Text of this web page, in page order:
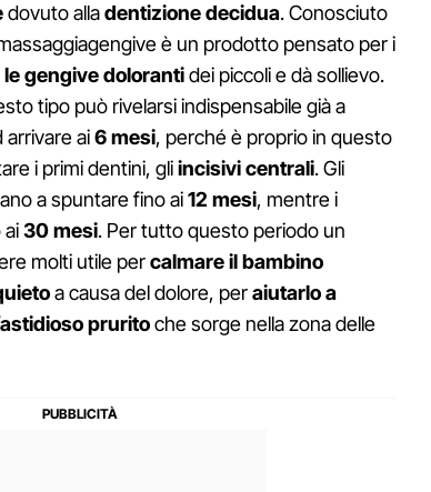
dovuto alladentizione decidua. Conosciuto
è un prodotto pensato per i
gengive dolorantidei piccoli e dà sollievo.
tipo può rivelarsi indispensabile già a
arrivare ai6 mesi, perché è proprio in questo
i primi dentini, gliincisivi centrali. Gli
a spuntare fino ai12 mesi, mentre i
ai30 mesi. Per tutto questo periodo un
molti utile percalmare il bambino
a causa del dolore, peraiutarlo a
pruritoche sorge nella zona delle